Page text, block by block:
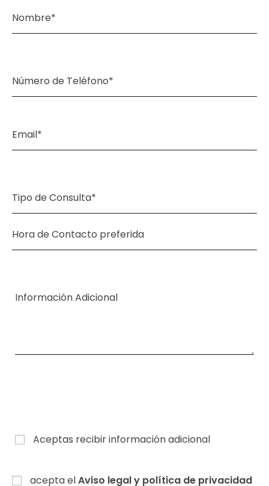
Aceptas recibir información adicional
acepta elAviso legal y política de privacidad